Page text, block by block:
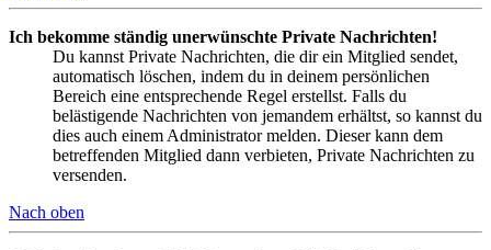
Ich bekomme ständig unerwünschte Private Nachrichten!
Du kannst Private Nachrichten, die dir ein Mitglied sendet,
automatisch löschen, indem du in deinem persönlichen
Bereich eine entsprechende Regel erstellst. Falls du
belästigende Nachrichten von jemandem erhältst, so kannst du
dies auch einem Administrator melden. Dieser kann dem
betreffenden Mitglied dann verbieten, Private Nachrichten zu
versenden.
Nach oben